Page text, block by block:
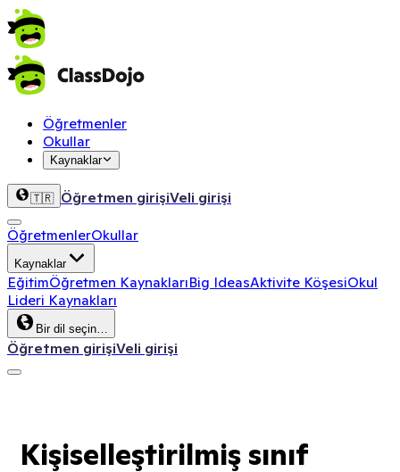
Öğretmenler
Okullar
Kaynaklar
🇹🇷 Öğretmen girişiVeli girişi
ÖğretmenlerOkullar
Kaynaklar
EğitimÖğretmen KaynaklarıBig IdeasAktivite KöşesiOkul
Lideri Kaynakları
Bir dil seçin…
Öğretmen girişiVeli girişi
Kişiselleştirilmiş sınıf